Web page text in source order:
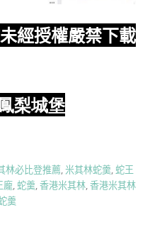
經授權嚴禁下載
梨城堡
林必比登推薦,米其林蛇羹, 蛇王
龐, 蛇羹,香港米其林,香港米其林
羹